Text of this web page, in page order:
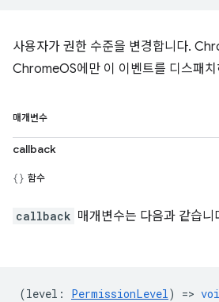
사용자가 권한 수준을 변경합니다.
ChromeOS에만 이 이벤트를 디스패치
매개변수
callback
함수
callback 매개변수는 다음과 같습니
(level : PermissionLevel) =>